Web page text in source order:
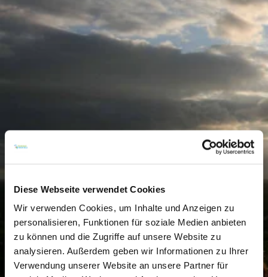
Diese Webseite verwendet Cookies
Wir verwenden Cookies, um Inhalte und Anzeigen zu
personalisieren, Funktionen für soziale Medien anbieten
zu können und die Zugriffe auf unsere Website zu
analysieren. Außerdem geben wir Informationen zu Ihrer
Verwendung unserer Website an unsere Partner für